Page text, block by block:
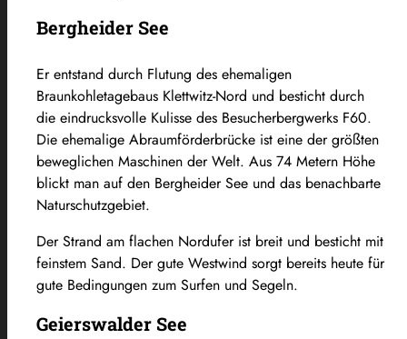
Bergheider See
Er entstand durch Flutung des ehemaligen
Braunkohletagebaus Klettwitz-Nord und besticht durch
die eindrucksvolle Kulisse des Besucherbergwerks F60.
Die ehemalige Abraumförderbrücke ist eine der größten
beweglichen Maschinen der Welt. Aus 74 Metern Höhe
blickt man auf den Bergheider See und das benachbarte
Naturschutzgebiet.
Der Strand am flachen Nordufer ist breit und besticht mit
feinstem Sand. Der gute Westwind sorgt bereits heute für
gute Bedingungen zum Surfen und Segeln.
Geierswalder See